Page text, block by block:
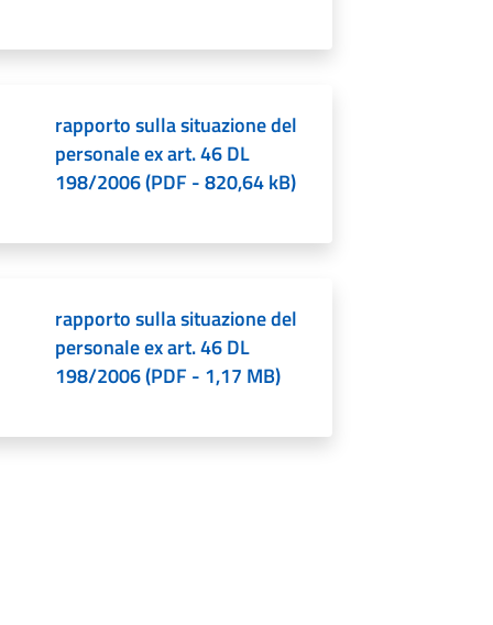
rapporto sulla situazione del
personale ex art. 46 DL
198/2006(PDF - 820,64 kB)
rapporto sulla situazione del
personale ex art. 46 DL
198/2006(PDF - 1,17 MB)